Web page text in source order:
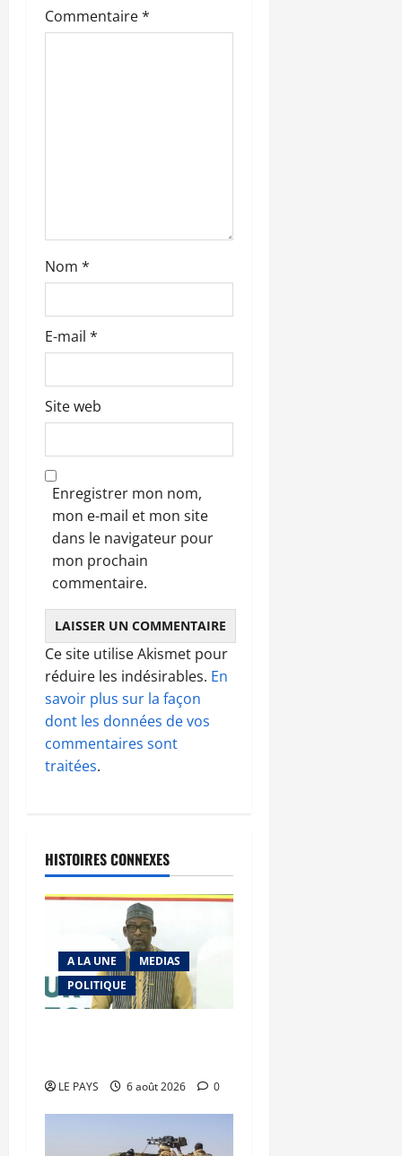
a
e
Commentaire*
Nom *
E-mail *
Site web
Enregistrer mon nom,
mon e-mail et mon site
dans le navigateur pour
mon prochain
commentaire.
Ce site utilise Akismet pour
réduire les indésirables. En
savoir plus sur la façon
dont les données de vos
commentaires sont
traitées.
HISTOIRES CONNEXES
A LA UNE
MEDIAS
POLITIQUE
LE PAYS 6 août 2026 0